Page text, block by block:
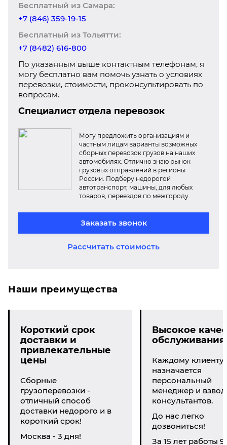
Бесплатный из Самара:
+7 (846) 359-19-15
Бесплатный из Тольятти:
+7 (8482) 616-800
По указанным выше контактным телефонам, я
могу бесплатно вам помочь узнать о условиях
перевозки, стоимости, проконсультировать по
вопросам.
Специалист отдела перевозок
Могу предложить организациям и
частным лицам варианты возможных
сборных перевозок грузов на наших
автомобилях. Отлично знаю рынок
грузовых отправлений в регионы
России. Подберу недорогой
автотранспорт, машины, для любых
товаров, переездов по межгороду.
Заказать звонок
Рассчитать стоимость
Наши преимущества
Короткий срок
доставки и
привлекательные
цены
Сборные
грузоперевозки -
отличный способ
доставки недорого и в
короткий срок!
Москва - 3 дня!
Высокое
обслуживания
Каждому клиенту
назначается
персональный
менеджер и взвод
консультантов.
До нас легко
дозвониться!
За 15 лет работы